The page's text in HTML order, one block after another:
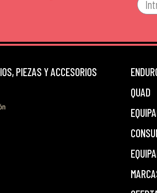
PIEZAS Y ACCESORIOS
QUAD